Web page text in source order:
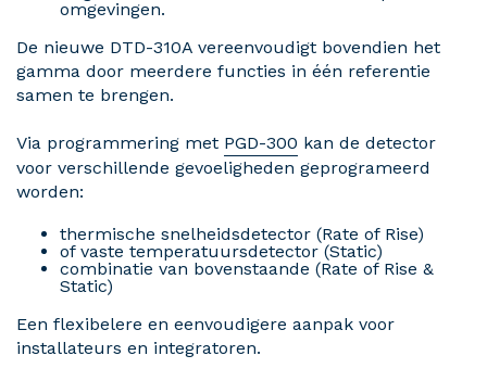
omgevingen.
De nieuwe DTD-310A vereenvoudigt bovendien het
gamma door meerdere functies in één referentie
samen te brengen.
Via programmering met PGD-300 kan de detector
voor verschillende gevoeligheden geprogrameerd
worden:
thermische snelheidsdetector (Rate of Rise)
of vaste temperatuursdetector (Static)
combinatie van bovenstaande (Rate of Rise &
Static)
Een flexibelere en eenvoudigere aanpak voor
installateurs en integratoren.